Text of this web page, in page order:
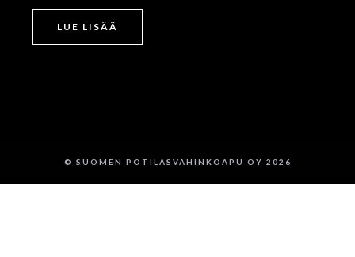
LUE LISÄÄ
© SUOMEN POTILASVAHINKOAPU OY 2026